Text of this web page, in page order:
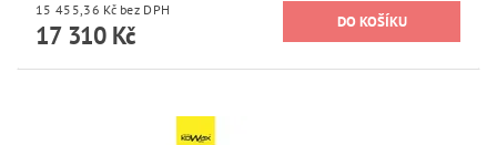
15 455,36 Kč bez DPH
17 310 Kč